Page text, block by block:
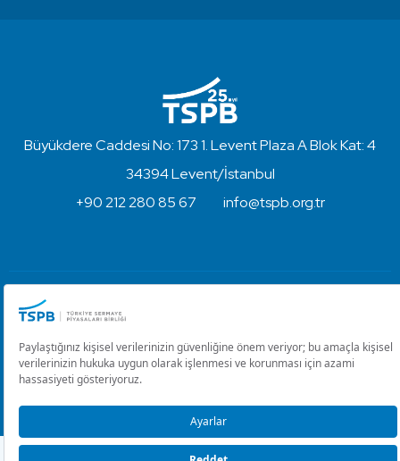
Büyükdere Caddesi No: 173 1. Levent Plaza A Blok Kat: 4
34394 Levent/İstanbul
+90 212 280 85 67
info@tspb.org.tr
Kullanım Koşulları ve Gizlilik
Çerez Ayarlarını Düzenle